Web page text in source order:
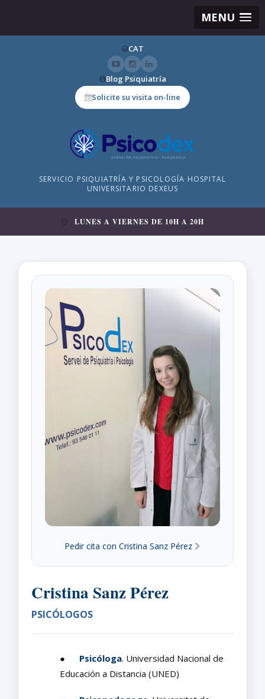
MENU
CAT
Blog Psiquiatría
Solicite su visita on-line
SERVICIO PSIQUIATRÍA Y PSICOLOGÍA HOSPITAL
UNIVERSITARIO DEXEUS
LUNES A VIERNES DE 10H A 20H
Pedir cita con Cristina Sanz Pérez
Cristina Sanz Pérez
PSICÓLOGOS
● Psicóloga. Universidad Nacional de
Educación a Distancia (UNED)